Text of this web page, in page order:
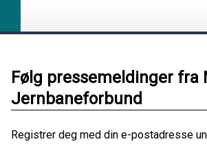
Følg pressemeldinger fra
Jernbaneforbund
Registrer deg med din e-postadresse